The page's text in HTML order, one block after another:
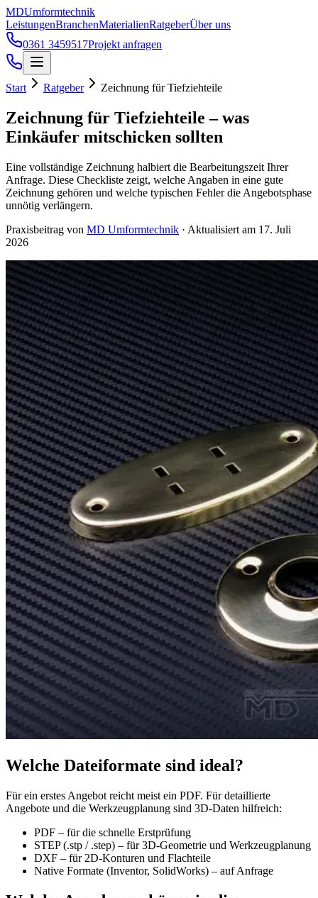
Zum Hauptinhalt springen
MDUmformtechnik
LeistungenBranchenMaterialienRatgeberÜber uns
0361 3459517Projekt anfragen
Start Ratgeber Zeichnung für Tiefziehteile
Zeichnung für Tiefziehteile – was
Einkäufer mitschicken sollten
Eine vollständige Zeichnung halbiert die Bearbeitungszeit Ihrer
Anfrage. Diese Checkliste zeigt, welche Angaben in eine gute
Zeichnung gehören und welche typischen Fehler die Angebotsphase
unnötig verlängern.
Praxisbeitrag von MD Umformtechnik · Aktualisiert am 17. Juli
2026
Welche Dateiformate sind ideal?
Für ein erstes Angebot reicht meist ein PDF. Für detaillierte
Angebote und die Werkzeugplanung sind 3D-Daten hilfreich:
PDF – für die schnelle Erstprüfung
STEP (.stp / .step) – für 3D-Geometrie und Werkzeugplanung
DXF – für 2D-Konturen und Flachteile
Native Formate (Inventor, SolidWorks) – auf Anfrage